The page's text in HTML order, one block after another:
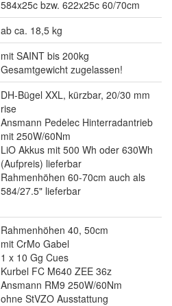
584x25c bzw. 622x25c 60/70cm
ab ca. 18,5 kg
mit SAINT bis 200kg
Gesamtgewicht zugelassen!
DH-Bügel XXL, kürzbar, 20/30 mm
rise
Ansmann Pedelec Hinterradantrieb
mit 250W/60Nm
LiO Akkus mit 500 Wh oder 630Wh
(Aufpreis) lieferbar
Rahmenhöhen 60-70cm auch als
584/27.5" lieferbar
Rahmenhöhen 40, 50cm
mit CrMo Gabel
1 x 10 Gg Cues
Kurbel FC M640 ZEE 36z
Ansmann RM9 250W/60Nm
ohne StVZO Ausstattung